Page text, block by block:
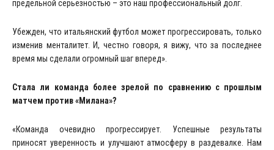
предельной серьезностью – это наш профессиональный долг.
Убежден, что итальянский футбол может прогрессировать, только
изменив менталитет. И, честно говоря, я вижу, что за последнее
время мы сделали огромный шаг вперед».
Стала ли команда более зрелой по сравнению с прошлым
матчем против «Милана»?
«Команда очевидно прогрессирует. Успешные результаты
приносят уверенность и улучшают атмосферу в раздевалке. Нам